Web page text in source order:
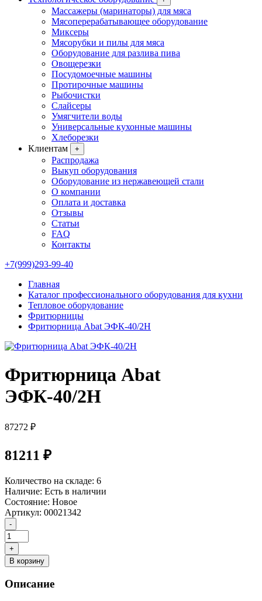
Массажеры (маринаторы) для мяса
Мясоперерабатывающее оборудование
Миксеры
Мясорубки и пилы для мяса
Оборудование для разлива пива
Овощерезки
Посудомоечные машины
Протирочные машины
Рыбочистки
Слайсеры
Умягчители воды
Универсальные кухонные машины
Хлеборезки
Клиентам
+
Распродажа
Выкуп оборудования
Оборудование из нержавеющей стали
О компании
Оплата и доставка
Отзывы
Статьи
FAQ
Контакты
+7(999)293-99-40
Главная
Каталог профессионального оборудования для кухни
Тепловое оборудование
Фритюрницы
Фритюрница Abat ЭФК-40/2Н
Фритюрница Abat
ЭФК-40/2Н
87272 ₽
81211 ₽
Количество на складе: 6
Наличие: Есть в наличии
Состояние: Новое
Артикул: 00021342
В корзину
Описание